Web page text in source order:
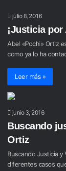
julio 8, 2016
¡Justicia
Abel «Pochi» Ortiz
como ya lo ha
Leer más »
junio 3, 2016
Buscando
Ortiz
Buscando Justicia y
diferentes casos